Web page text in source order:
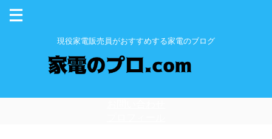
現役家電販売員がおすすめする家電のブログ